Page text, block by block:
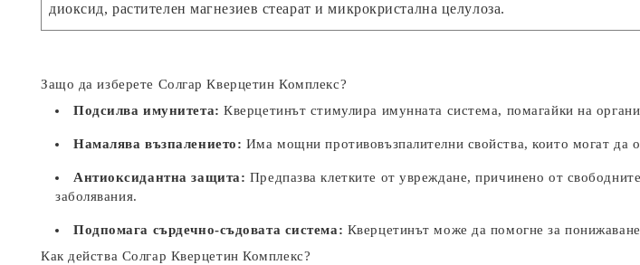
диoкcид, pacтитeлeн мaгнeзиeв cтeapaт и микpoкpиcтaлнa цeлyлoзa.
Защо да изберете Солгар Кверцетин Комплекс?
Подсилва имунитета: Кверцетинът стимулира имунната система, помагайки на
Намалява възпалението: Има мощни противовъзпалителни свойства, които могат да
Антиоксидантна защита: Предпазва клетките от увреждане, причинено от
заболявания.
Подпомага сърдечно-съдовата система: Кверцетинът може да помогне за
Как действа Солгар Кверцетин Комплекс?